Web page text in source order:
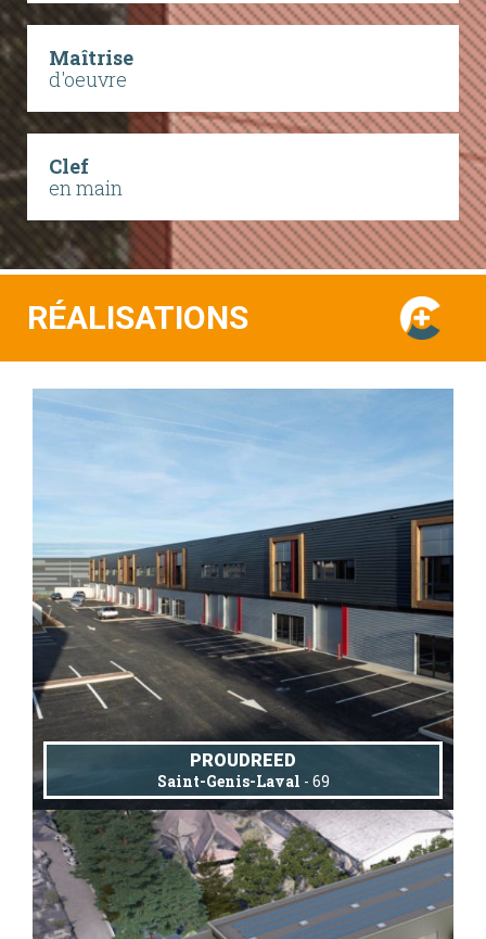
Maîtrise
d'oeuvre
Clef
en main
RÉALISATIONS
PROUDREED
Saint-Genis-Laval - 69